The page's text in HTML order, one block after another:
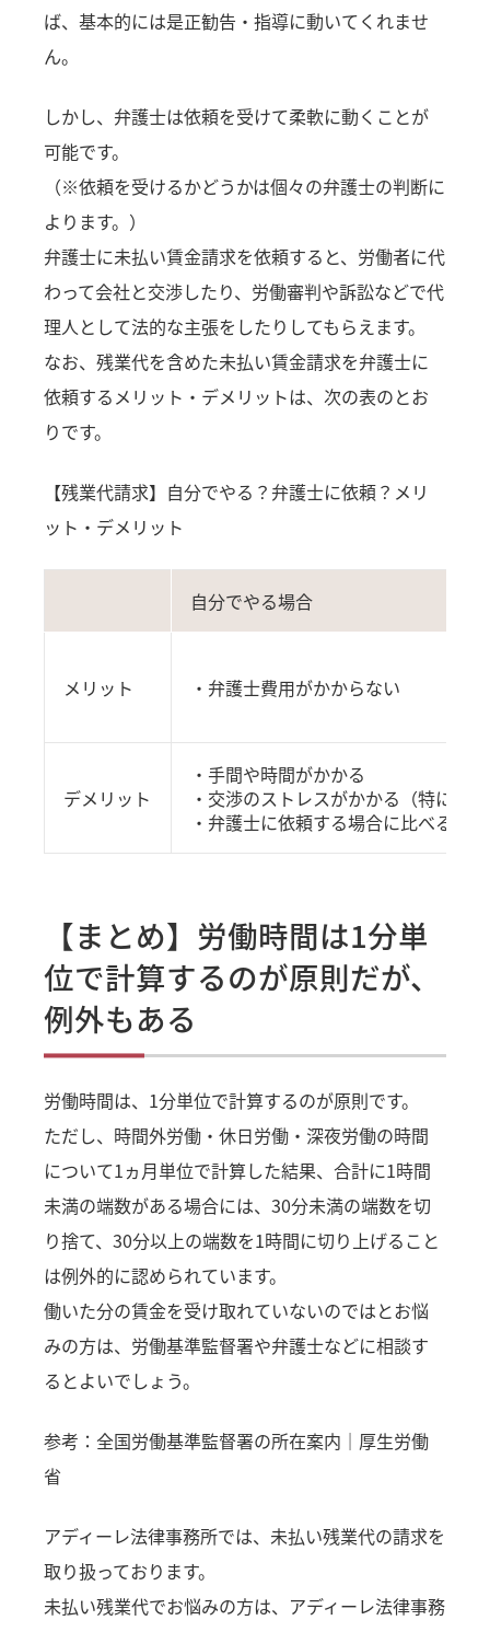
ば、基本的には是正勧告・指導に動いてくれませ
ん。
しかし、弁護士は依頼を受けて柔軟に動くことが
可能です。
（※依頼を受けるかどうかは個々の弁護士の判断に
よります。）
弁護士に未払い賃金請求を依頼すると、労働者に代
わって会社と交渉したり、労働審判や訴訟などで代
理人として法的な主張をしたりしてもらえます。
なお、残業代を含めた未払い賃金請求を弁護士に
依頼するメリット・デメリットは、次の表のとお
りです。
【残業代請求】自分でやる？弁護士に依頼？メリ
ット・デメリット
自分でやる場合
メリット ・弁護士費用がかからない
デメリット
・手間や時間がかかる
・交渉のストレスがかかる（特に交
・弁護士に依頼する場合に比べると
【まとめ】労働時間は1分単
位で計算するのが原則だが、
例外もある
労働時間は、1分単位で計算するのが原則です。
ただし、時間外労働・休日労働・深夜労働の時間
について1ヵ月単位で計算した結果、合計に1時間
未満の端数がある場合には、30分未満の端数を切
り捨て、30分以上の端数を1時間に切り上げること
は例外的に認められています。
働いた分の賃金を受け取れていないのではとお悩
みの方は、労働基準監督署や弁護士などに相談す
るとよいでしょう。
参考： 全国労働基準監督署の所在案内｜厚生労働
省
アディーレ法律事務所では、未払い残業代の請求を
取り扱っております。
未払い残業代でお悩みの方は、アディーレ法律事務